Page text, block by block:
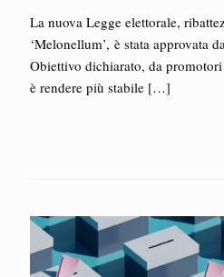
La nuova Legge elettorale,
‘Melonellum’, è stata approvata
Obiettivo dichiarato, da
è rendere più stabile […]